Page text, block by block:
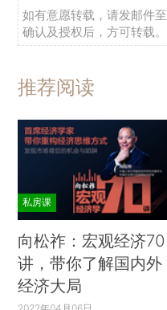
如有意愿转载，请发邮件至
确认及授权后，方可转载。
推荐阅读
私房课
向松祚：宏观经济70
讲，带你了解国内外
经济大局